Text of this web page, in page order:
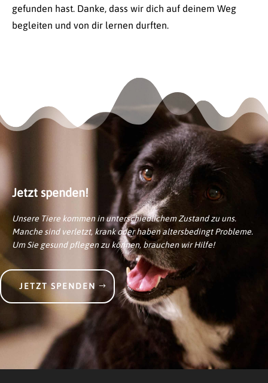
gefunden hast. Danke, dass wir dich auf deinem Weg
begleiten und von dir lernen durften.
Jetzt spenden!
Unsere Tiere kommen in unterschiedlichem Zustand zu uns.
Manche sind verletzt, krank oder haben altersbedingt Probleme.
Um Sie gesund pflegen zu können, brauchen wir Hilfe!
JETZT SPENDEN